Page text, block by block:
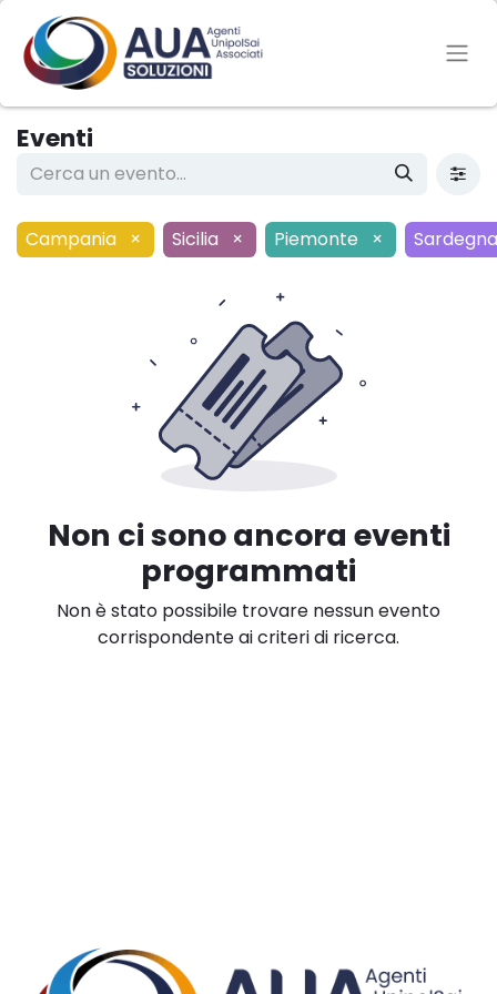
Eventi
Campania × Sicilia × Piemonte × Sardegna
Non ci sono ancora eventi
programmati
Non è stato possibile trovare nessun evento
corrispondente ai criteri di ricerca.